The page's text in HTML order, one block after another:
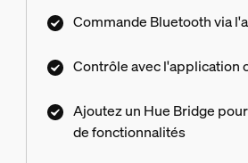
Commande Bluetooth via
Contrôle avec l'application
Ajoutez un Hue Bridge
de fonctionnalités